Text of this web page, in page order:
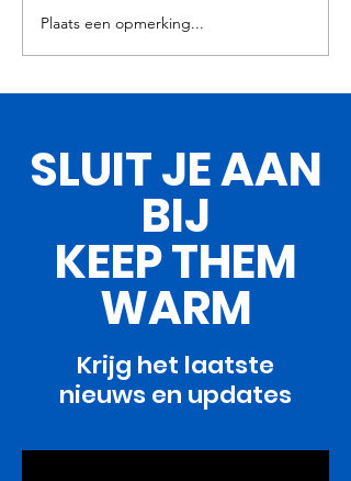
Trip 55 -
Januari/februari 2026
Plaats een opmerking...
SLUIT JE AAN
BIJ
KEEP THEM
WARM
Krijg het laatste
nieuws en updates